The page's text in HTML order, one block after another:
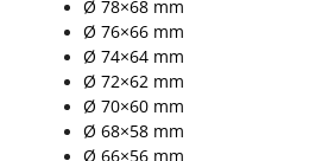
Ø 78×68 mm
Ø 76×66 mm
Ø 74×64 mm
Ø 72×62 mm
Ø 70×60 mm
Ø 68×58 mm
Ø 66×56 mm